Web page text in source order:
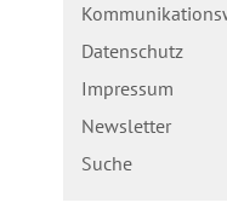
Datenschutz
Impressum
Newsletter
Suche